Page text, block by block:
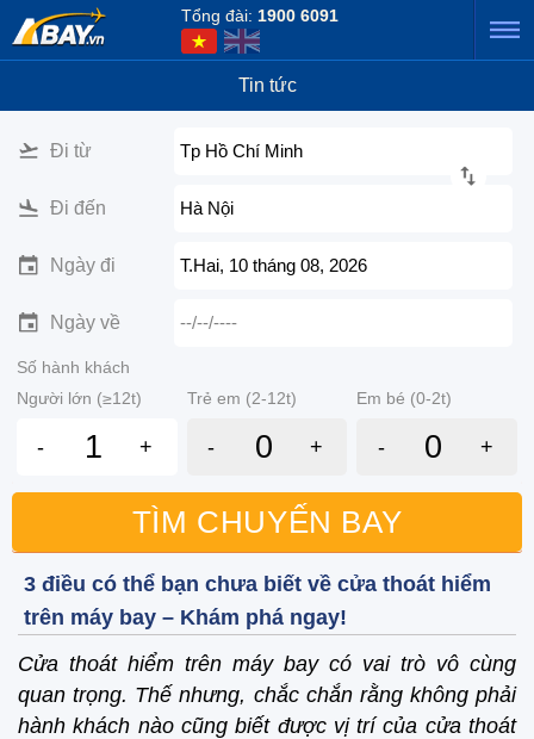
Tổng đài: 1900 6091
Tin tức
Đi từ Tp Hồ Chí Minh
Đi đến Hà Nội
Ngày đi T.Hai, 10 tháng 08, 2026
Ngày về --/--/----
Số hành khách
Người lớn (≥12t)
Trẻ em (2-12t) Em bé (0-2t)
- + - + - +
TÌM CHUYẾN BAY
3 điều có thể bạn chưa biết về cửa thoát hiểm
trên máy bay – Khám phá ngay!
Cửa thoát hiểm trên máy bay có vai trò vô cùng
quan trọng. Thế nhưng, chắc chắn rằng không phải
hành khách nào cũng biết được vị trí của cửa thoát